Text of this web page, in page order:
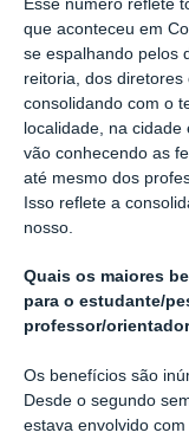
Esse número reflete
que aconteceu em
se espalhando pelos
reitoria, dos
consolidando com o
localidade, na
vão conhecendo as
até mesmo dos
Isso reflete a
nosso.
Quais os maiores
para o estudante/
professor/
Os benefícios são
Desde o segundo
estava envolvido